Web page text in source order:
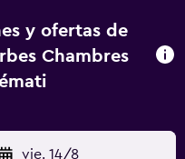
y ofertas de
Chambres
vie. 14/8